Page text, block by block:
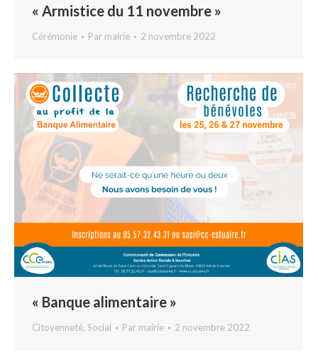
« Armistice du 11 novembre »
Cérémonie Par mairie 2 novembre 2022
« Banque alimentaire »
Citoyenneté, Social Par mairie 2 novembre 2022